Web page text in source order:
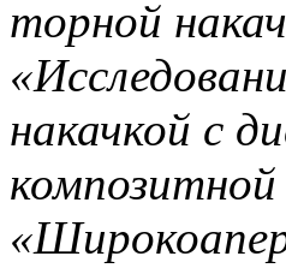
торной
накачкой с